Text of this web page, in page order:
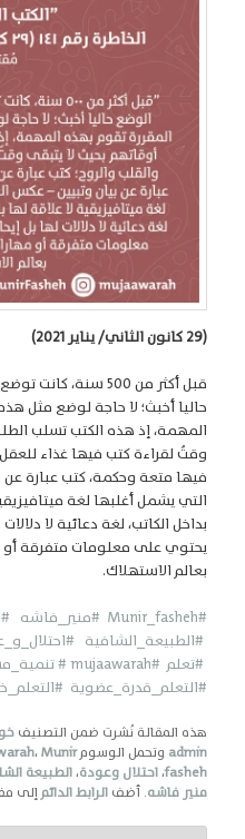
(29 كانون الثاني/ يناير 2021)
قبل أكثر من 500
حاليا أخبث؛ لا حاجة لوضع مثل
المهمة، إذ هذه الكتب تسلب
وقتٌ لقراءة كتب فيها غذاء
فيها متعة وحكمة، كتب عبارة عن
التي يشمل أغلبها لغة
بداخل الكاتب، لغة دعائية لا
يحتوي على معلومات متفرقة أو
بعالم الاستهلاك.
#Munir_fasheh #منير_فاشه
#الطبيعة_الشافية
#تعلم #mujaawarah
#
#التعلم_قدرة_عضوية
هذه المقالة نُشرت ضمن التصنيف
admin وتحمل الوسوم ،Munir
fasheh،احتلال وعودة،الطبيعة
منير فاشه. أضفالرابط الدائم إلى